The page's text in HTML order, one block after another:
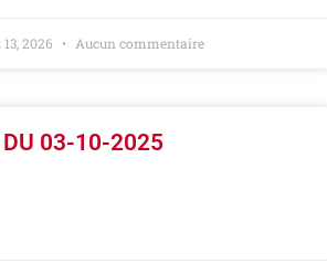
2026 Aucun commentaire
DU 03-10-2025